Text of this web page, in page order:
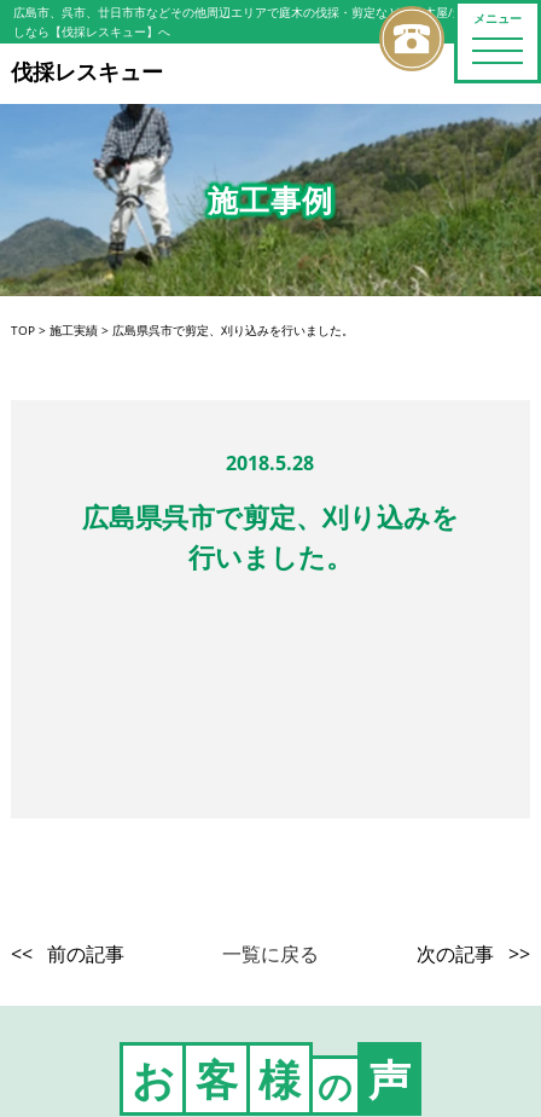
メニュー
toggle
広島市、呉市、廿日市市などその他周辺エリアで庭木の伐採・剪定などの植木屋/造園屋をお探
しなら【伐採レスキュー】へ
伐採レスキュー
施工事例
TOP> 施工実績> 広島県呉市で剪定、刈り込みを行いました。
2018.5.28
広島県呉市で剪定、刈り込みを
行いました。
<< 前の記事 一覧に戻る 次の記事 >>
お 客 様 の 声